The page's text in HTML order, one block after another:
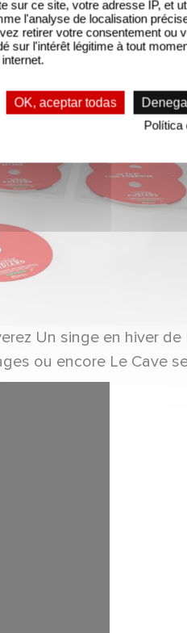
Un singe en hiver
ou encore Le Cave
sur ce site, votre adresse IP, et
l'analyse de localisation
retirer votre consentement ou
sur l'intérêt légitime à tout
OK, aceptar todas
Política